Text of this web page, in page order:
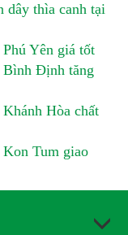
dây thìa canh tại
Yên giá tốt
Bình Định tăng
Hòa chất
Tum giao